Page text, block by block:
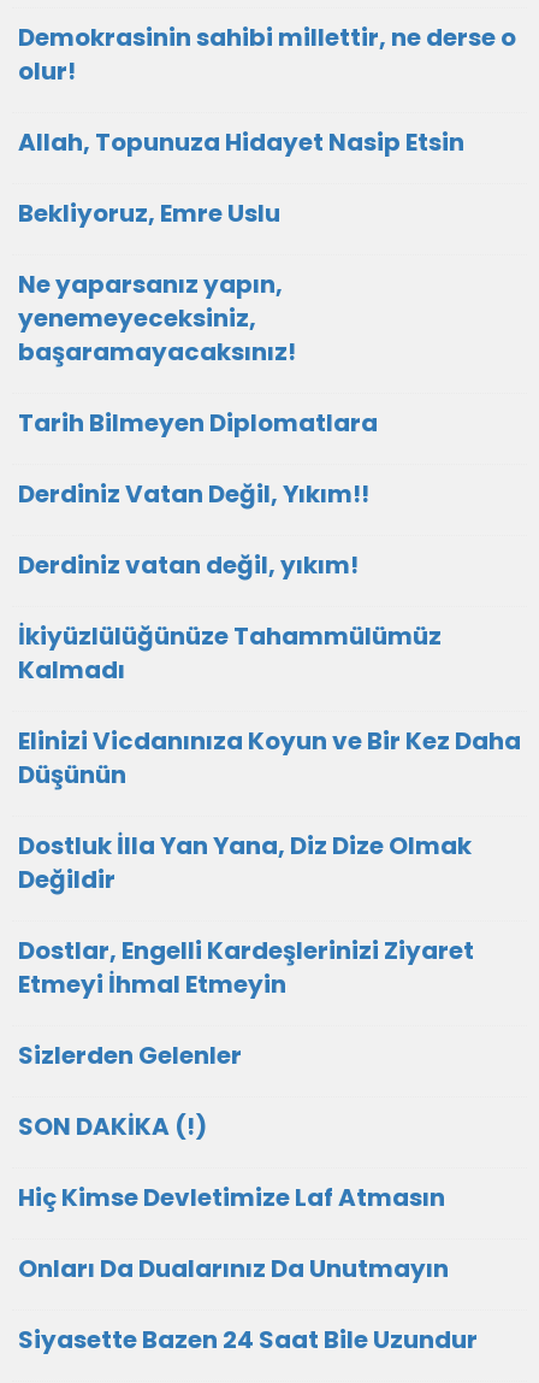
Demokrasinin sahibi millettir, ne derse o
olur!
Allah, Topunuza Hidayet Nasip Etsin
Bekliyoruz, Emre Uslu
Ne yaparsanız yapın,
yenemeyeceksiniz,
başaramayacaksınız!
Tarih Bilmeyen Diplomatlara
Derdiniz Vatan Değil, Yıkım!!
Derdiniz vatan değil, yıkım!
İkiyüzlülüğünüze Tahammülümüz
Kalmadı
Elinizi Vicdanınıza Koyun ve Bir Kez Daha
Düşünün
Dostluk İlla Yan Yana, Diz Dize Olmak
Değildir
Dostlar, Engelli Kardeşlerinizi Ziyaret
Etmeyi İhmal Etmeyin
Sizlerden Gelenler
SON DAKİKA (!)
Hiç Kimse Devletimize Laf Atmasın
Onları Da Dualarınız Da Unutmayın
Siyasette Bazen 24 Saat Bile Uzundur